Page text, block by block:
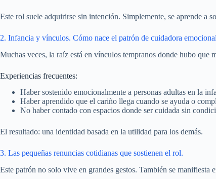
Este rol suele adquirirse sin intención. Simplemente, se aprende a
2. Infancia y vínculos. Cómo nace el patrón de cuidadora
Muchas veces, la raíz está en vínculos tempranos donde hubo que
Experiencias frecuentes:
Haber sostenido emocionalmente a personas adultas en la
Haber aprendido que el cariño llega cuando se ayuda o
No haber contado con espacios donde ser cuidada sin
El resultado: una identidad basada en la utilidad para los demás.
3. Las pequeñas renuncias cotidianas que sostienen el rol.
Este patrón no solo vive en grandes gestos. También se manifiesta